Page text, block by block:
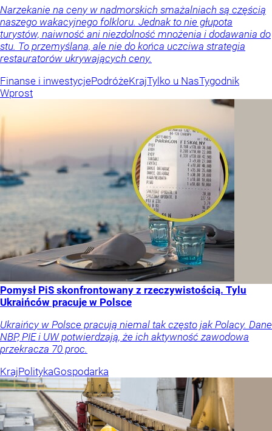
Narzekanie na ceny w nadmorskich smażalniach są częścią
naszego wakacyjnego folkloru. Jednak to nie głupota
turystów, naiwność ani niezdolność mnożenia i dodawania do
stu. To przemyślana, ale nie do końca uczciwa strategia
restauratorów ukrywających ceny.
Finanse i inwestycjePodróżeKrajTylko u NasTygodnik
Wprost
Pomysł PiS skonfrontowany z rzeczywistością. Tylu
Ukraińców pracuje w Polsce
Ukraińcy w Polsce pracują niemal tak często jak Polacy. Dane
NBP, PIE i UW potwierdzają, że ich aktywność zawodowa
przekracza 70 proc.
KrajPolitykaGospodarka